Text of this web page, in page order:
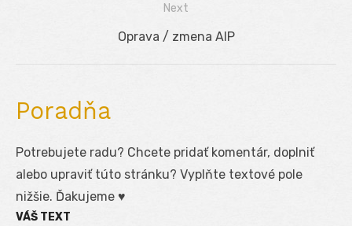
Next
Next
Oprava / zmena AIP
Poradňa
Potrebujete radu? Chcete pridať komentár, doplniť
alebo upraviť túto stránku? Vyplňte textové pole
nižšie. Ďakujeme ♥
VÁŠ TEXT